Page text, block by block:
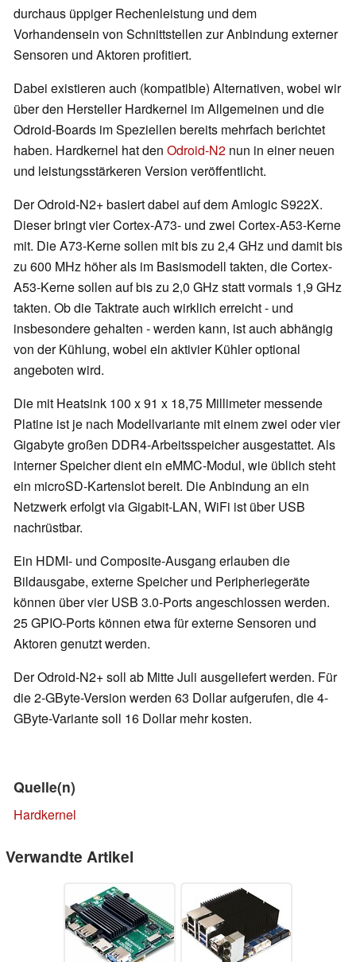
durchaus üppiger Rechenleistung und dem
Vorhandensein von Schnittstellen zur Anbindung externer
Sensoren und Aktoren profitiert.
Dabei existieren auch (kompatible) Alternativen, wobei wir
über den Hersteller Hardkernel im Allgemeinen und die
Odroid-Boards im Speziellen bereits mehrfach berichtet
haben. Hardkernel hat den Odroid-N2 nun in einer neuen
und leistungsstärkeren Version veröffentlicht.
Der Odroid-N2+ basiert dabei auf dem Amlogic S922X.
Dieser bringt vier Cortex-A73- und zwei Cortex-A53-Kerne
mit. Die A73-Kerne sollen mit bis zu 2,4 GHz und damit bis
zu 600 MHz höher als im Basismodell takten, die Cortex-
A53-Kerne sollen auf bis zu 2,0 GHz statt vormals 1,9 GHz
takten. Ob die Taktrate auch wirklich erreicht - und
insbesondere gehalten - werden kann, ist auch abhängig
von der Kühlung, wobei ein aktivier Kühler optional
angeboten wird.
Die mit Heatsink 100 x 91 x 18,75 Millimeter messende
Platine ist je nach Modellvariante mit einem zwei oder vier
Gigabyte großen DDR4-Arbeitsspeicher ausgestattet. Als
interner Speicher dient ein eMMC-Modul, wie üblich steht
ein microSD-Kartenslot bereit. Die Anbindung an ein
Netzwerk erfolgt via Gigabit-LAN, WiFi ist über USB
nachrüstbar.
Ein HDMI- und Composite-Ausgang erlauben die
Bildausgabe, externe Speicher und Peripheriegeräte
können über vier USB 3.0-Ports angeschlossen werden.
25 GPIO-Ports können etwa für externe Sensoren und
Aktoren genutzt werden.
Der Odroid-N2+ soll ab Mitte Juli ausgeliefert werden. Für
die 2-GByte-Version werden 63 Dollar aufgerufen, die 4-
GByte-Variante soll 16 Dollar mehr kosten.
Quelle(n)
Hardkernel
Verwandte Artikel